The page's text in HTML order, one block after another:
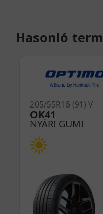
Hasonló
NYÁRI GUMI
Proxes Comfort
205/55R16 (91) V